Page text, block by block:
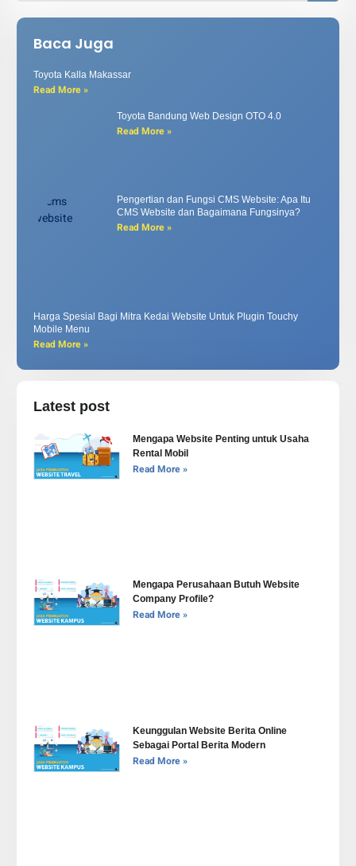
Baca Juga
Toyota Kalla Makassar
Read More »
Toyota Bandung Web Design OTO 4.0
Read More »
Pengertian dan Fungsi CMS Website: Apa Itu
CMS Website dan Bagaimana Fungsinya?
Read More »
Harga Spesial Bagi Mitra Kedai Website Untuk Plugin Touchy
Mobile Menu
Read More »
Latest post
Mengapa Website Penting untuk Usaha
Rental Mobil
Read More »
Mengapa Perusahaan Butuh Website
Company Profile?
Read More »
Keunggulan Website Berita Online
Sebagai Portal Berita Modern
Read More »